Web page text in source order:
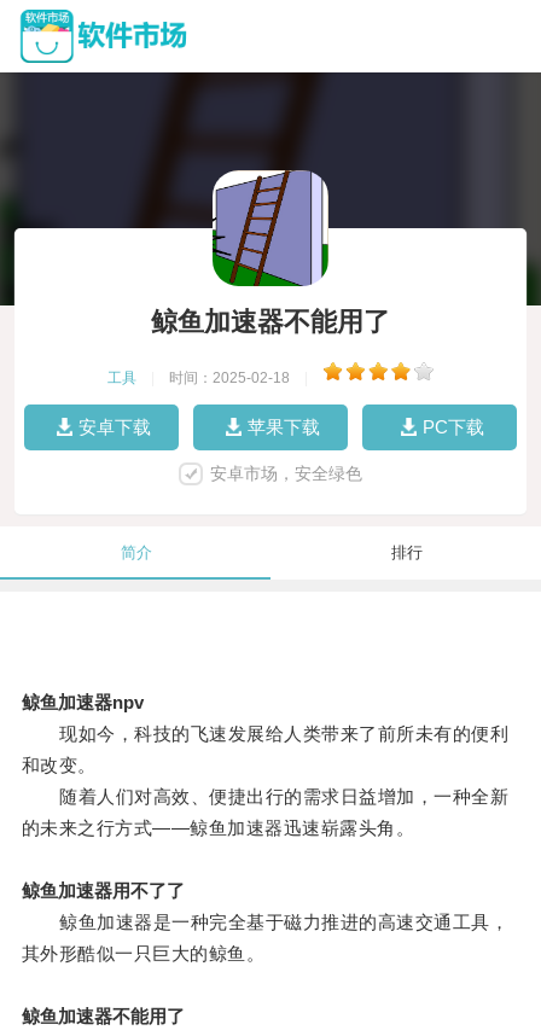
鲸鱼加速器不能用了
工具 时间：2025-02-18
安卓下载 苹果下载 PC下载
安卓市场，安全绿色
简介 排行
鲸鱼加速器npv
现如今，科技的飞速发展给人类带来了前所未有的便利
和改变。
随着人们对高效、便捷出行的需求日益增加，一种全新
的未来之行方式——鲸鱼加速器迅速崭露头角。
鲸鱼加速器用不了了
鲸鱼加速器是一种完全基于磁力推进的高速交通工具，
其外形酷似一只巨大的鲸鱼。
鲸鱼加速器不能用了